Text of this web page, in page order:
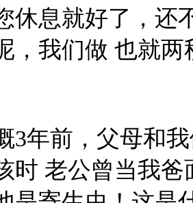
休息就好了，还
，我们做 也就
3年前，父母和
时 老公曾当我爸